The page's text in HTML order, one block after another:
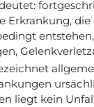
Erkrankung,
liegt kein